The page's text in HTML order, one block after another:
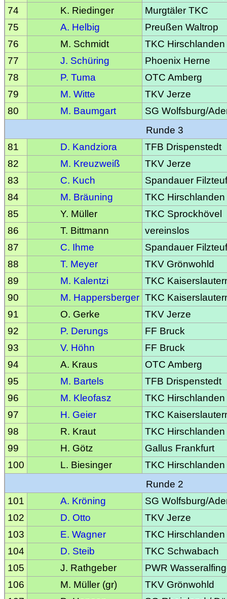
74
K. Riedinger
Murgtäler TKC
75
A. Helbig
Preußen Waltrop
76
M. Schmidt
TKC Hirschlanden
77
J. Schüring
Phoenix Herne
78
P. Tuma
OTC Amberg
79
M. Witte
TKV Jerze
80
M. Baumgart
SG Wolfsburg/
Runde 3
81
D. Kandziora
TFB Drispenstedt
82
M. Kreuzweiß
TKV Jerze
83
C. Kuch
Spandauer
84
M. Bräuning
TKC Hirschlanden
85
Y. Müller
TKC Sprockhövel
86
T. Bittmann
vereinslos
87
C. Ihme
Spandauer
88
T. Meyer
TKV Grönwohld
89
M. Kalentzi
TKC
90
M. Happersberger TKC
91
O. Gerke
TKV Jerze
92
P. Derungs
FF Bruck
93
V. Höhn
FF Bruck
94
A. Kraus
OTC Amberg
95
M. Bartels
TFB Drispenstedt
96
M. Kleofasz
TKC Hirschlanden
97
H. Geier
TKC
98
R. Kraut
TKC Hirschlanden
99
H. Götz
Gallus Frankfurt
100
L. Biesinger
TKC Hirschlanden
Runde 2
101
A. Kröning
SG Wolfsburg/
102
D. Otto
TKV Jerze
103
E. Wagner
TKC Hirschlanden
104
D. Steib
TKC Schwabach
105
J. Rathgeber
PWR
106
M. Müller (gr)
TKV Grönwohld